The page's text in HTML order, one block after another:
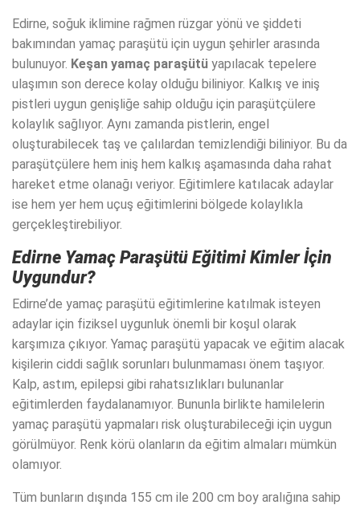
Edirne, soğuk iklimine rağmen rüzgar yönü ve şiddeti
bakımından yamaç paraşütü için uygun şehirler arasında
bulunuyor. Keşan yamaç paraşütü yapılacak tepelere
ulaşımın son derece kolay olduğu biliniyor. Kalkış ve iniş
pistleri uygun genişliğe sahip olduğu için paraşütçülere
kolaylık sağlıyor. Aynı zamanda pistlerin, engel
oluşturabilecek taş ve çalılardan temizlendiği biliniyor. Bu da
paraşütçülere hem iniş hem kalkış aşamasında daha rahat
hareket etme olanağı veriyor. Eğitimlere katılacak adaylar
ise hem yer hem uçuş eğitimlerini bölgede kolaylıkla
gerçekleştirebiliyor.
Edirne Yamaç Paraşütü Eğitimi Kimler İçin
Uygundur?
Edirne’de yamaç paraşütü eğitimlerine katılmak isteyen
adaylar için fiziksel uygunluk önemli bir koşul olarak
karşımıza çıkıyor. Yamaç paraşütü yapacak ve eğitim alacak
kişilerin ciddi sağlık sorunları bulunmaması önem taşıyor.
Kalp, astım, epilepsi gibi rahatsızlıkları bulunanlar
eğitimlerden faydalanamıyor. Bununla birlikte hamilelerin
yamaç paraşütü yapmaları risk oluşturabileceği için uygun
görülmüyor. Renk körü olanların da eğitim almaları mümkün
olamıyor.
Tüm bunların dışında 155 cm ile 200 cm boy aralığına sahip